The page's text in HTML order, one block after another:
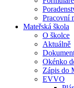
Pracovní
Mateřská škola
O školce
Aktuálně
Okénko
Zápis do
EVVO